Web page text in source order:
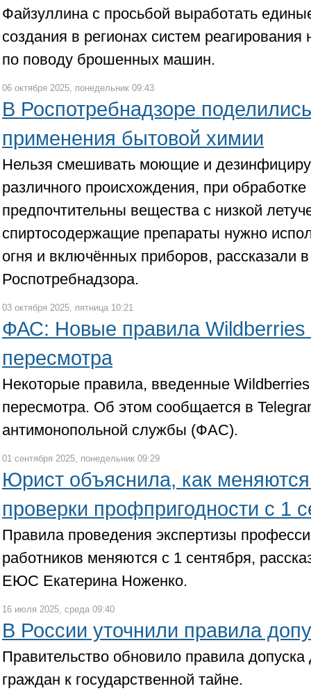
Файзуллина с просьбой выработать
создания в регионах систем
по поводу брошенных машин.
06 октября 2025, понедельник 09:43
В Роспотребнадзоре
применения бытовой химии
Нельзя смешивать моющие и
различного происхождения, при
предпочтительны вещества с низкой
спиртосодержащие препараты нужно
огня и включённых приборов, рассказали
Роспотребнадзора.
03 октября 2025, пятница 10:21
ФАС: Новые правила Wildberries
пересмотра
Некоторые правила, введенные
пересмотра. Об этом сообщается в
антимонопольной службы (ФАС).
01 сентября 2025, понедельник 09:29
Юрист объяснила, как
проверки профпригодности с 1
Правила проведения экспертизы
работников меняются с 1 сентября,
ЕЮС Екатерина Ноженко.
16 июля 2025, среда 09:40
В России уточнили правила
Правительство обновило правила
граждан к государственной тайне.